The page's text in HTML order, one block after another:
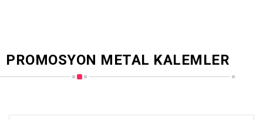
PROMOSYON METAL KALEMLER